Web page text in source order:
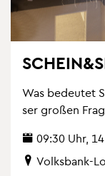
Was be­deu­tet
ser gro­ßen
09:30 Uhr,
Volks­bank-